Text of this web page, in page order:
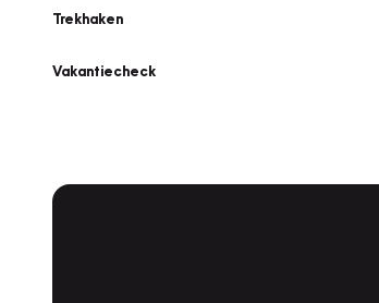
Trekhaken
Vakantiecheck